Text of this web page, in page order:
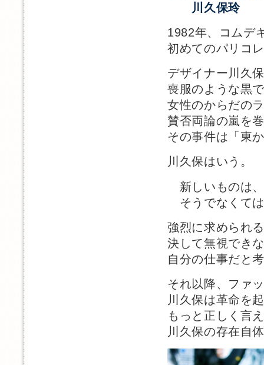
川久保玲
1982年、コムデ
初めてのパリコ
デザイナー川久
喪服のような黒
女性のからだの
賛否両論の嵐を
その事件は「東
川久保はいう。
新しいものは
そうでなくて
強烈に求められ
決して無視でき
自分の仕事だと
それ以降、ファ
川久保は革命を
もっと正しく言
川久保の存在自